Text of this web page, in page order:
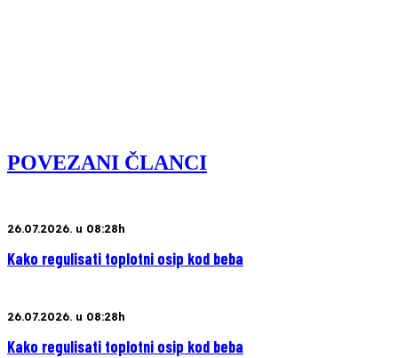
POVEZANI ČLANCI
26.07.2026. u 08:28h
Kako regulisati toplotni osip kod beba
26.07.2026. u 08:28h
Kako regulisati toplotni osip kod beba